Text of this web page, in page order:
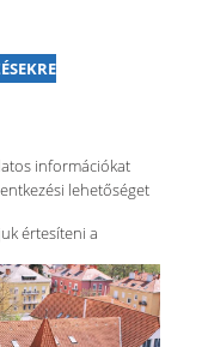
információkat
lehetőséget
értesíteni a